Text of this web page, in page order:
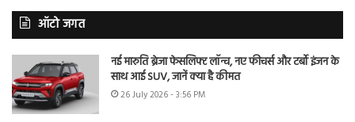
ऑटो जगत
नई मारुति ब्रेजा फेसलिफ्ट लॉन्च, नए फीचर्स और टर्बो इंजन के
साथ आई SUV, जानें क्या है कीमत
26 July 2026 - 3:56 PM